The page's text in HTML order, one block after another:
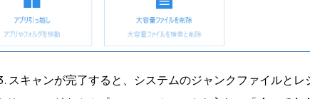
スキャンが完了すると、システムのジャンクファイルと